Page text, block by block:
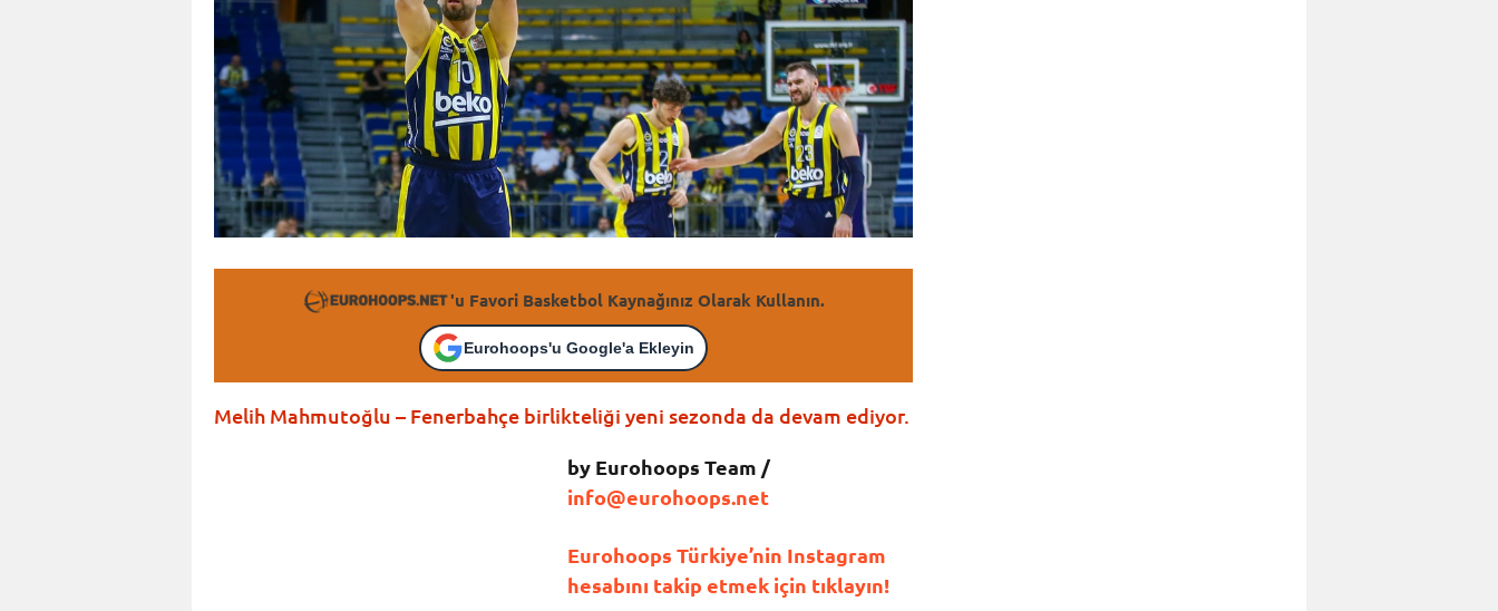
'u Favori Basketbol Kaynağınız Olarak Kullanın.
Eurohoops'u Google'a Ekleyin
Melih Mahmutoğlu – Fenerbahçe birlikteliği yeni sezonda da devam ediyor.
by Eurohoops Team /
info@eurohoops.net
Eurohoops Türkiye’nin Instagram
hesabını takip etmek için tıklayın!